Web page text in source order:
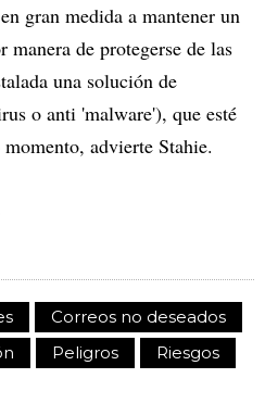
gran medida a mantener un
de protegerse de las
una solución de
o anti 'malware'), que esté
advierte Stahie.
Correos no deseados
Peligros
Riesgos